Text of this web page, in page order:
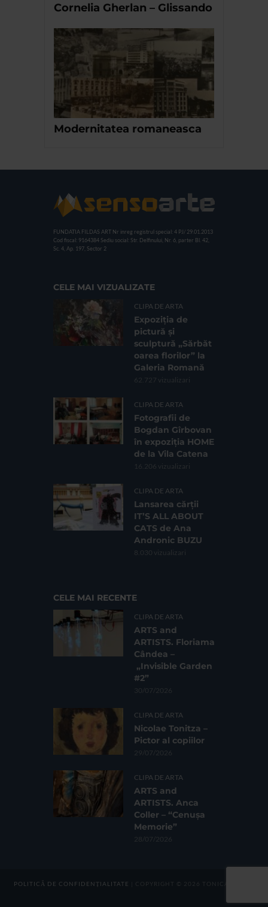
Cornelia Gherlan – Glissando
Modernitatea romaneasca
FUNDATIA FILDAS ART Nr inreg registrul special: 4 PJ/ 29.01.2013
Cod fiscal: 9164384 Sediu social: Str. Delfinului, Nr. 6, parter Bl. 42,
Sc. 4, Ap. 197, Sector 2
CELE MAI VIZUALIZATE
CLIPA DE ARTA
Expoziția de
pictură și
sculptură „Sărbăt
oarea florilor” la
Galeria Romană
62.727 vizualizari
CLIPA DE ARTA
Fotografii de
Bogdan Gîrbovan
în expoziția HOME
de la Vila Catena
16.206 vizualizari
CLIPA DE ARTA
Lansarea cărții
IT’S ALL ABOUT
CATS de Ana
Andronic BUZU
8.030 vizualizari
CELE MAI RECENTE
CLIPA DE ARTA
ARTS and
ARTISTS. Floriama
Cândea –
„Invisible Garden
#2”
30/07/2026
CLIPA DE ARTA
Nicolae Tonitza –
Pictor al copiilor
29/07/2026
CLIPA DE ARTA
ARTS and
ARTISTS. Anca
Coller – “Cenușa
Memorie”
28/07/2026
POLITICĂ DE CONFIDENȚIALITATE | COPYRIGHT © 2026 TONICA GROUP